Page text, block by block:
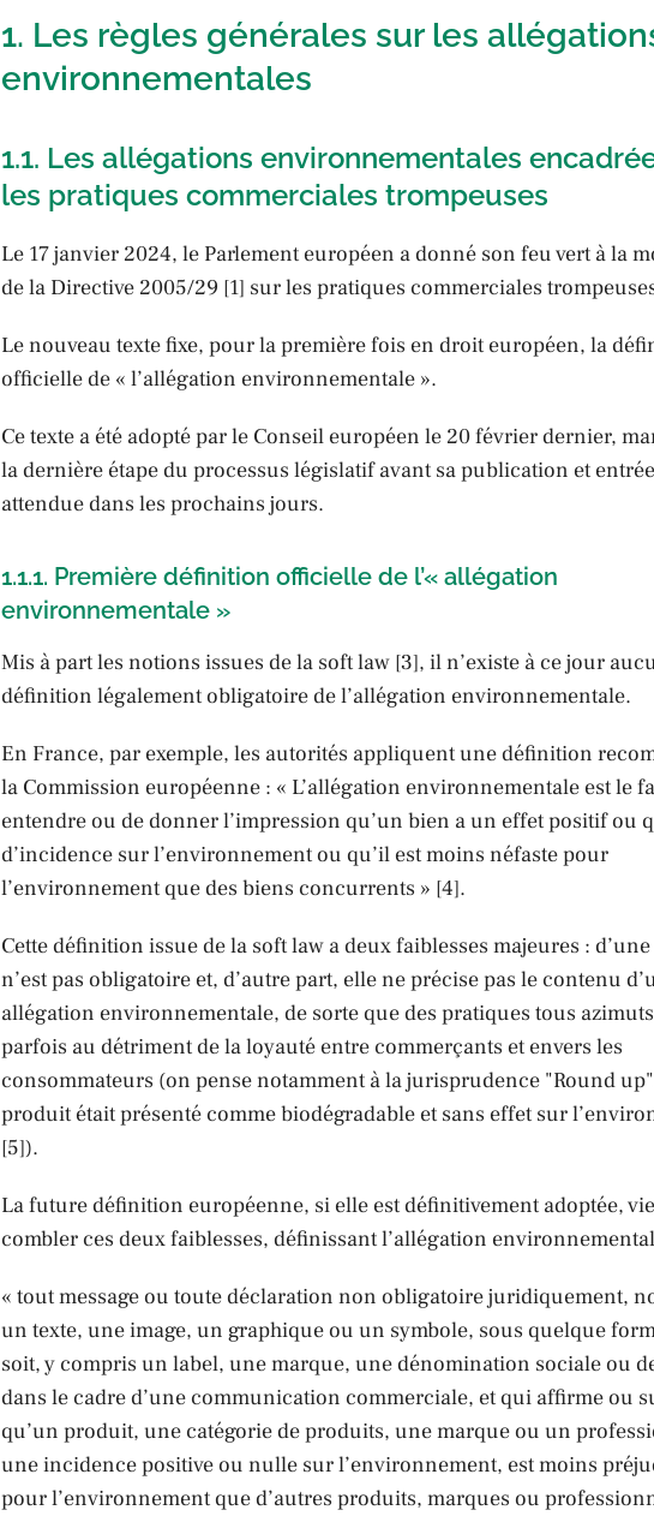
1. Les règles générales sur les
environnementales
1.1. Les allégations environnementales
les pratiques commerciales trompeuses
Le 17 janvier 2024, le Parlement européen a donné son feu vert à la
de la Directive 2005/29 [1] sur les pratiques commerciales
Le nouveau texte fixe, pour la première fois en droit européen, la
officielle de « l’allégation environnementale ».
Ce texte a été adopté par le Conseil européen le 20 février dernier,
la dernière étape du processus législatif avant sa publication et
attendue dans les prochains jours.
1.1.1. Première définition officielle de l’« allégation
environnementale »
Mis à part les notions issues de la soft law [3], il n’existe à ce jour
définition légalement obligatoire de l’allégation environnementale.
En France, par exemple, les autorités appliquent une définition
la Commission européenne : « L’allégation environnementale est le
entendre ou de donner l’impression qu’un bien a un effet positif ou
d’incidence sur l’environnement ou qu’il est moins néfaste pour
l’environnement que des biens concurrents » [4].
Cette définition issue de la soft law a deux faiblesses majeures :
n’est pas obligatoire et, d’autre part, elle ne précise pas le contenu
allégation environnementale, de sorte que des pratiques tous
parfois au détriment de la loyauté entre commerçants et envers les
consommateurs (on pense notamment à la jurisprudence "Round
produit était présenté comme biodégradable et sans effet sur
[5]).
La future définition européenne, si elle est définitivement adoptée,
combler ces deux faiblesses, définissant l’allégation
« tout message ou toute déclaration non obligatoire juridiquement,
un texte, une image, un graphique ou un symbole, sous quelque
soit, y compris un label, une marque, une dénomination sociale ou
dans le cadre d’une communication commerciale, et qui affirme ou
qu’un produit, une catégorie de produits, une marque ou un
une incidence positive ou nulle sur l’environnement, est moins
pour l’environnement que d’autres produits, marques ou